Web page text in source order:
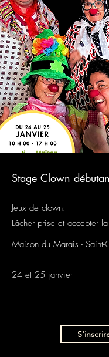
Stage Clown
​Jeux de clown:
Lâcher prise et accepter
Maison du Marais - Saint-
24 et 25 janvier